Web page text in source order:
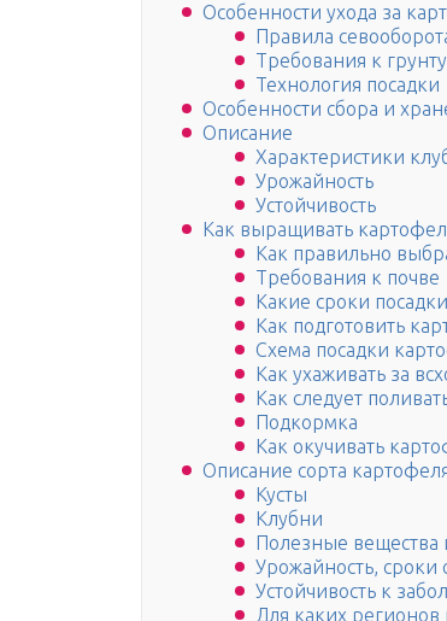
Особенности ухода за
Правила
Требования к грунту
Технология посадки
Особенности сбора и
Описание
Характеристики
Урожайность
Устойчивость
Как выращивать
Как правильно
Требования к почве
Какие сроки посадки
Как подготовить
Схема посадки
Как ухаживать за
Как следует
Подкормка
Как окучивать
Описание сорта
Кусты
Клубни
Полезные вещества
Урожайность, сроки
Устойчивость к
Для каких регионов